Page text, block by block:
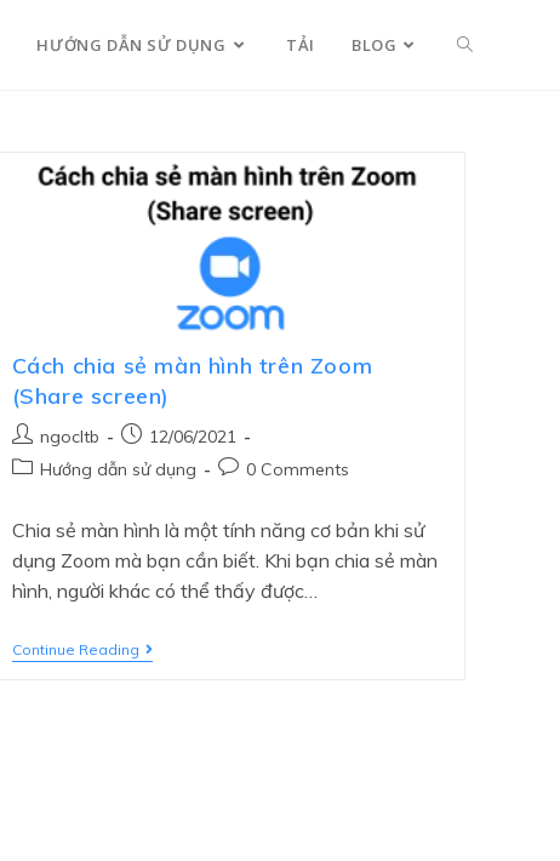
HƯỚNG DẪN SỬ DỤNG TẢI BLOG
Cách chia sẻ màn hình trên Zoom
(Share screen)
ngocltb
12/06/2021
Hướng dẫn sử dụng
0 Comments
Chia sẻ màn hình là một tính năng cơ bản khi sử
dụng Zoom mà bạn cần biết. Khi bạn chia sẻ màn
hình, người khác có thể thấy được…
Continue Reading